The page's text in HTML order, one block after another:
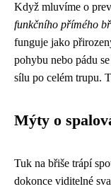
Když mluvíme o
funkčního přímého
funguje jako
pohybu nebo pádu
sílu po celém trupu.
Mýty o
Tuk na břiše trápí
dokonce viditelné